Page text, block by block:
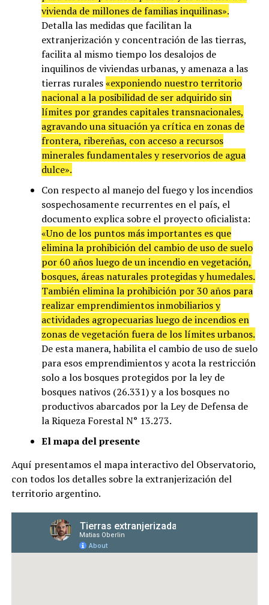
vivienda de millones de familias inquilinas».
Detalla las medidas que facilitan la
extranjerización y concentración de las tierras,
facilita al mismo tiempo los desalojos de
inquilinos de viviendas urbanas, y amenaza a las
tierras rurales«exponiendo nuestro territorio
nacional a la posibilidad de ser adquirido sin
límites por grandes capitales transnacionales,
agravando una situación ya crítica en zonas de
frontera, ribereñas, con acceso a recursos
minerales fundamentales y reservorios de agua
dulce».
Con respecto al manejo del fuego y los incendios
sospechosamente recurrentes en el país, el
documento explica sobre el proyecto oficialista:
«Uno de los puntos más importantes es que
elimina la prohibición del cambio de uso de suelo
por 60 años luego de un incendio en vegetación,
bosques, áreas naturales protegidas y humedales.
También elimina la prohibición por 30 años para
realizar emprendimientos inmobiliarios y
actividades agropecuarias luego de incendios en
zonas de vegetación fuera de los límites urbanos.
De esta manera, habilita el cambio de uso de suelo
para esos emprendimientos y acota la restricción
solo a los bosques protegidos por la ley de
bosques nativos (26.331) y a los bosques no
productivos abarcados por la Ley de Defensa de
la Riqueza Forestal N° 13.273.
El mapa del presente
Aquí presentamos el mapa interactivo del Observatorio,
con todos los detalles sobre la extranjerización del
territorio argentino.